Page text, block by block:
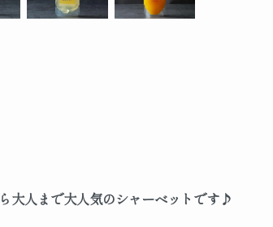
大人まで大人気のシャーベットです♪